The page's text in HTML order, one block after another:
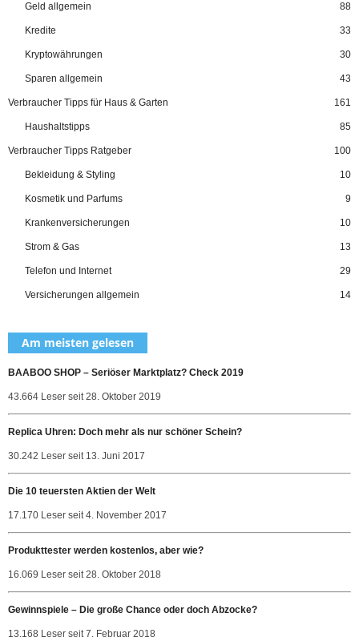
Geld allgemein 88
Kredite 33
Kryptowährungen 30
Sparen allgemein 43
Verbraucher Tipps für Haus & Garten 161
Haushaltstipps 85
Verbraucher Tipps Ratgeber 100
Bekleidung & Styling 10
Kosmetik und Parfums 9
Krankenversicherungen 10
Strom & Gas 13
Telefon und Internet 29
Versicherungen allgemein 14
Am meisten gelesen
BAABOO SHOP – Seriöser Marktplatz? Check 2019
43.664 Leser seit 28. Oktober 2019
Replica Uhren: Doch mehr als nur schöner Schein?
30.242 Leser seit 13. Juni 2017
Die 10 teuersten Aktien der Welt
17.170 Leser seit 4. November 2017
Produkttester werden kostenlos, aber wie?
16.069 Leser seit 28. Oktober 2018
Gewinnspiele – Die große Chance oder doch Abzocke?
13.168 Leser seit 7. Februar 2018